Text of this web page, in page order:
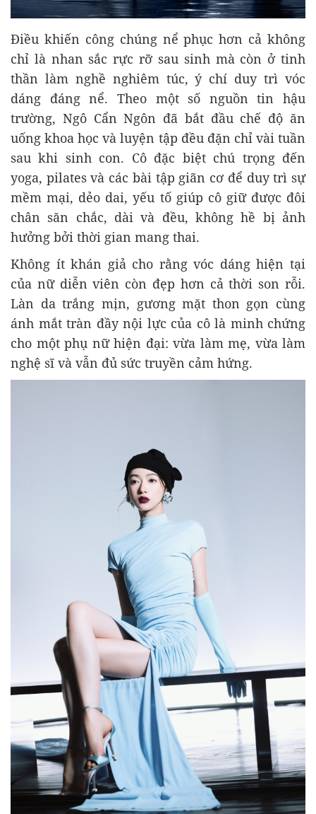
Điều khiến công chúng nể phục hơn cả không
chỉ là nhan sắc rực rỡ sau sinh mà còn ở tinh
thần làm nghề nghiêm túc, ý chí duy trì vóc
dáng đáng nể. Theo một số nguồn tin hậu
trường, Ngô Cẩn Ngôn đã bắt đầu chế độ ăn
uống khoa học và luyện tập đều đặn chỉ vài tuần
sau khi sinh con. Cô đặc biệt chú trọng đến
yoga, pilates và các bài tập giãn cơ để duy trì sự
mềm mại, dẻo dai, yếu tố giúp cô giữ được đôi
chân săn chắc, dài và đều, không hề bị ảnh
hưởng bởi thời gian mang thai.
Không ít khán giả cho rằng vóc dáng hiện tại
của nữ diễn viên còn đẹp hơn cả thời son rỗi.
Làn da trắng mịn, gương mặt thon gọn cùng
ánh mắt tràn đầy nội lực của cô là minh chứng
cho một phụ nữ hiện đại: vừa làm mẹ, vừa làm
nghệ sĩ và vẫn đủ sức truyền cảm hứng.